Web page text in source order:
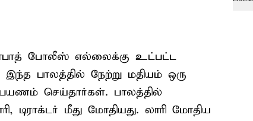
போலீஸ் எல்லைக்கு உட்பட்ட
பாலத்தில் நேற்று மதியம் ஒரு
பயணம் செய்தார்கள். பாலத்தில்
மீது மோதியது. லாரி மோதிய